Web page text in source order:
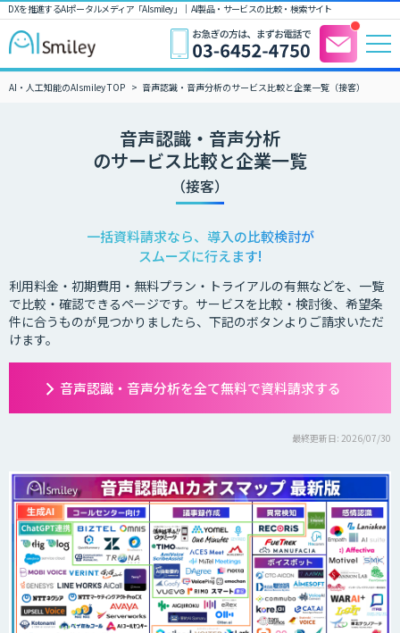
DXを推進するAIポータルメディア「AIsmiley」｜ AI製品・サービスの比較・検索サイト
AI・人工知能のAIsmiley TOP 音声認識・音声分析のサービス比較と企業一覧（接客）
音声認識・音声分析
のサービス比較と企業一覧
（接客）
一括資料請求なら、導入の比較検討が
スムーズに行えます!
利用料金・初期費用・無料プラン・トライアルの有無などを、一覧
で比較・確認できるページです。サービスを比較・検討後、希望条
件に合うものが見つかりましたら、下記のボタンよりご請求いただ
けます。
音声認識・音声分析を全て無料で資料請求する
最終更新日: 2026/07/30